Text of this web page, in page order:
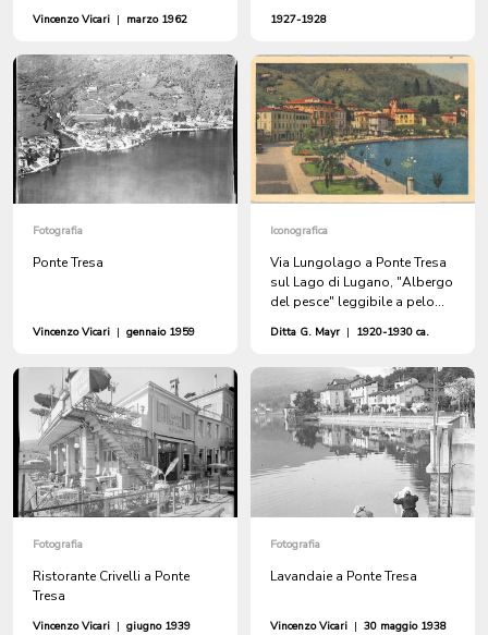
Vincenzo Vicari | marzo 1962 1927-1928
Fotografia
Ponte Tresa
Vincenzo Vicari | gennaio 1959
Iconografica
Via Lungolago a Ponte Tresa
sul Lago di Lugano, "Albergo
del pesce" leggibile a pelo
Ditta G. Mayr | 1920-1930 ca.
Fotografia
Ristorante Crivelli a Ponte
Tresa
Vincenzo Vicari | giugno 1939
Fotografia
Lavandaie a Ponte Tresa
Vincenzo Vicari | 30 maggio 1938